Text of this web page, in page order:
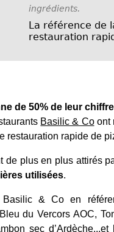
ingrédients.
La référence de
restauration
de 50% de leur
Basilic & Coont
restauration rapide de
de plus en plus attirés
utilisées.
& Co en
du Vercors AOC,
sec